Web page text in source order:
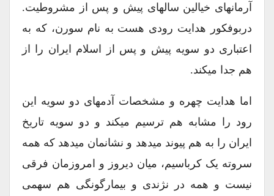
آرمانهای خیالین سالهای پیش و پس از مشروطیت.
دربوفکور هدایت رودی هست به نام سورن، که به
اعتباری دو سویه پیش و پس از اسلام ایران را از
هم جدا میکند.
اما هدایت چهره و مشخصات آدمهای دو سویه این
رود را مشابه هم ترسیم میکند و دو سویه تاریخ
ایران را به هم پیوند میدهد و نشانمان میدهد که همه
سروته یک کرباسیم، میان دیروز و امروزمان فرقی
نیست و همه در نژندی و بیمارگونگی هم سهمی